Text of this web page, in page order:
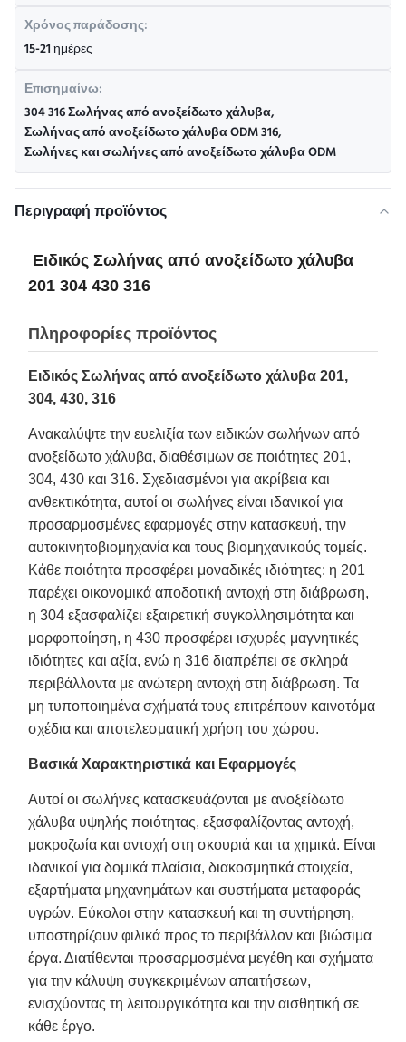
Χρόνος παράδοσης:
15-21 ημέρες
Επισημαίνω:
304 316 Σωλήνας από ανοξείδωτο χάλυβα,
Σωλήνας από ανοξείδωτο χάλυβα ODM 316,
Σωλήνες και σωλήνες από ανοξείδωτο χάλυβα ODM
Περιγραφή προϊόντος
Ειδικός Σωλήνας από ανοξείδωτο χάλυβα
201 304 430 316
Πληροφορίες προϊόντος
Ειδικός Σωλήνας από ανοξείδωτο χάλυβα 201,
304, 430, 316
Ανακαλύψτε την ευελιξία των ειδικών σωλήνων από
ανοξείδωτο χάλυβα, διαθέσιμων σε ποιότητες 201,
304, 430 και 316. Σχεδιασμένοι για ακρίβεια και
ανθεκτικότητα, αυτοί οι σωλήνες είναι ιδανικοί για
προσαρμοσμένες εφαρμογές στην κατασκευή, την
αυτοκινητοβιομηχανία και τους βιομηχανικούς τομείς.
Κάθε ποιότητα προσφέρει μοναδικές ιδιότητες: η 201
παρέχει οικονομικά αποδοτική αντοχή στη διάβρωση,
η 304 εξασφαλίζει εξαιρετική συγκολλησιμότητα και
μορφοποίηση, η 430 προσφέρει ισχυρές μαγνητικές
ιδιότητες και αξία, ενώ η 316 διαπρέπει σε σκληρά
περιβάλλοντα με ανώτερη αντοχή στη διάβρωση. Τα
μη τυποποιημένα σχήματά τους επιτρέπουν καινοτόμα
σχέδια και αποτελεσματική χρήση του χώρου.
Βασικά Χαρακτηριστικά και Εφαρμογές
Αυτοί οι σωλήνες κατασκευάζονται με ανοξείδωτο
χάλυβα υψηλής ποιότητας, εξασφαλίζοντας αντοχή,
μακροζωία και αντοχή στη σκουριά και τα χημικά. Είναι
ιδανικοί για δομικά πλαίσια, διακοσμητικά στοιχεία,
εξαρτήματα μηχανημάτων και συστήματα μεταφοράς
υγρών. Εύκολοι στην κατασκευή και τη συντήρηση,
υποστηρίζουν φιλικά προς το περιβάλλον και βιώσιμα
έργα. Διατίθενται προσαρμοσμένα μεγέθη και σχήματα
για την κάλυψη συγκεκριμένων απαιτήσεων,
ενισχύοντας τη λειτουργικότητα και την αισθητική σε
κάθε έργο.